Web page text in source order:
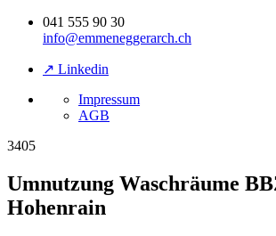
041 555 90 30
info@emmeneggerarch.ch
↗ Linkedin
Impressum
AGB
3405
Umnutzung Waschräume
Hohenrain